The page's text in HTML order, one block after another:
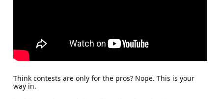
Think contests are only for the pros? Nope. This is your
way in.